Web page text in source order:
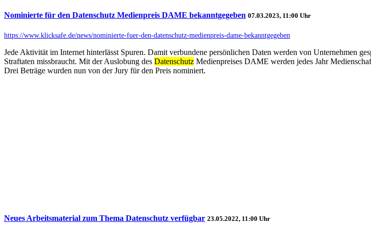
Nominierte für den Datenschutz Medienpreis DAME bekanntgegeben 07.03.2023, 11:00 Uhr
https://www.klicksafe.de/news/nominierte-fuer-den-datenschutz-medienpreis-dame-bekanntgegeben
Jede Aktivität im Internet hinterlässt Spuren. Damit verbundene persönlichen Daten werden von Unternehmen
Straftaten missbraucht. Mit der Auslobung des Datenschutz Medienpreises DAME werden jedes Jahr
Drei Beträge wurden nun von der Jury für den Preis nominiert.
Neues Arbeitsmaterial zum Thema Datenschutz verfügbar 23.05.2022, 11:00 Uhr